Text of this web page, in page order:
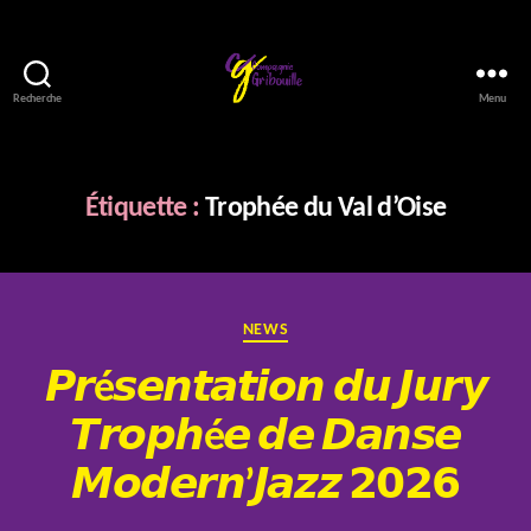
Recherche Menu
Étiquette : Trophée du Val d’Oise
Catégories
NEWS
𝙋𝙧é𝙨𝙚𝙣𝙩𝙖𝙩𝙞𝙤𝙣 𝙙𝙪 𝙅𝙪𝙧𝙮
𝙏𝙧𝙤𝙥𝙝é𝙚 𝙙𝙚 𝘿𝙖𝙣𝙨𝙚
𝙈𝙤𝙙𝙚𝙧𝙣’𝙅𝙖𝙯𝙯 𝟮𝟬𝟮𝟲
P
a